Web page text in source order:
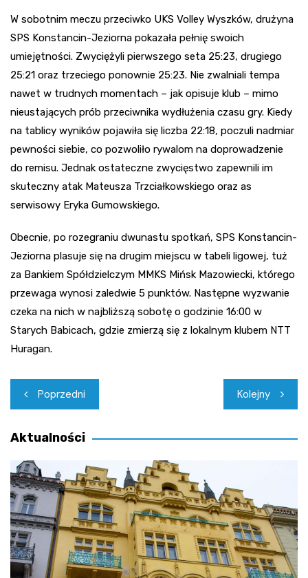
W sobotnim meczu przeciwko UKS Volley Wyszków, drużyna
SPS Konstancin-Jeziorna pokazała pełnię swoich
umiejętności. Zwyciężyli pierwszego seta 25:23, drugiego
25:21 oraz trzeciego ponownie 25:23. Nie zwalniali tempa
nawet w trudnych momentach – jak opisuje klub – mimo
nieustających prób przeciwnika wydłużenia czasu gry. Kiedy
na tablicy wyników pojawiła się liczba 22:18, poczuli nadmiar
pewności siebie, co pozwoliło rywalom na doprowadzenie
do remisu. Jednak ostateczne zwycięstwo zapewnili im
skuteczny atak Mateusza Trzciałkowskiego oraz as
serwisowy Eryka Gumowskiego.
Obecnie, po rozegraniu dwunastu spotkań, SPS Konstancin-
Jeziorna plasuje się na drugim miejscu w tabeli ligowej, tuż
za Bankiem Spółdzielczym MMKS Mińsk Mazowiecki, którego
przewaga wynosi zaledwie 5 punktów. Następne wyzwanie
czeka na nich w najbliższą sobotę o godzinie 16:00 w
Starych Babicach, gdzie zmierzą się z lokalnym klubem NTT
Huragan.
Nawigacja
wpisu
Poprzedni Kolejny
Aktualności